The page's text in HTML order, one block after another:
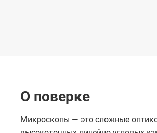
О поверке
Микроскопы — это сложные